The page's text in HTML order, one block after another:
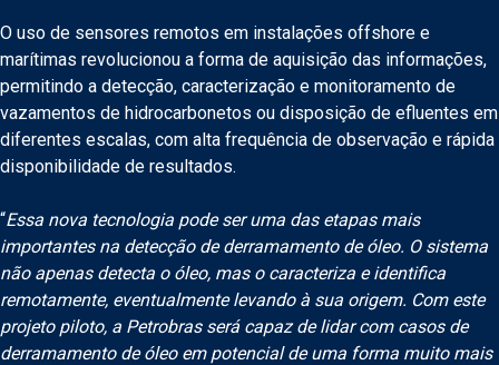
O uso de sensores remotos em instalações offshore e
marítimas revolucionou a forma de aquisição das informações,
permitindo a detecção, caracterização e monitoramento de
vazamentos de hidrocarbonetos ou disposição de efluentes em
diferentes escalas, com alta frequência de observação e rápida
disponibilidade de resultados.
“Essa nova tecnologia pode ser uma das etapas mais
importantes na detecção de derramamento de óleo. O sistema
não apenas detecta o óleo, mas o caracteriza e identifica
remotamente, eventualmente levando à sua origem. Com este
projeto piloto, a Petrobras será capaz de lidar com casos de
derramamento de óleo em potencial de uma forma muito mais